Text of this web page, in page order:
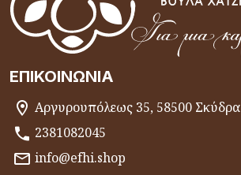
ΕΠΙΚΟΙΝΩΝΊΑ
Αργυρουπόλεως 35, 58500 Σκύδρα
2381082045
info@efhi.shop